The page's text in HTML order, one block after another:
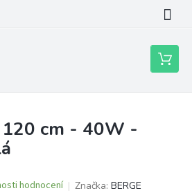
Nákupní
košík
cm - 40W -
hodnocení Značka: BERGE